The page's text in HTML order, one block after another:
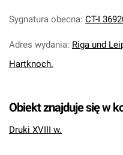
Sygnatura obecna: CT-I
Adres wydania: Riga und
Hartknoch.
Obiekt znajduje się w
Druki XVIII w.